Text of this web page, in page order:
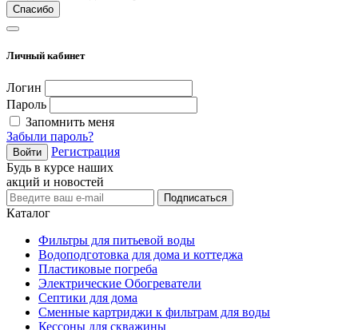
Спасибо
Личный кабинет
Логин
Пароль
Запомнить меня
Забыли пароль?
Войти
Регистрация
Будь в курсе наших
акций и новостей
Подписаться
Каталог
Фильтры для питьевой воды
Водоподготовка для дома и коттеджа
Пластиковые погреба
Электрические Обогреватели
Септики для дома
Сменные картриджи к фильтрам для воды
Кессоны для скважины